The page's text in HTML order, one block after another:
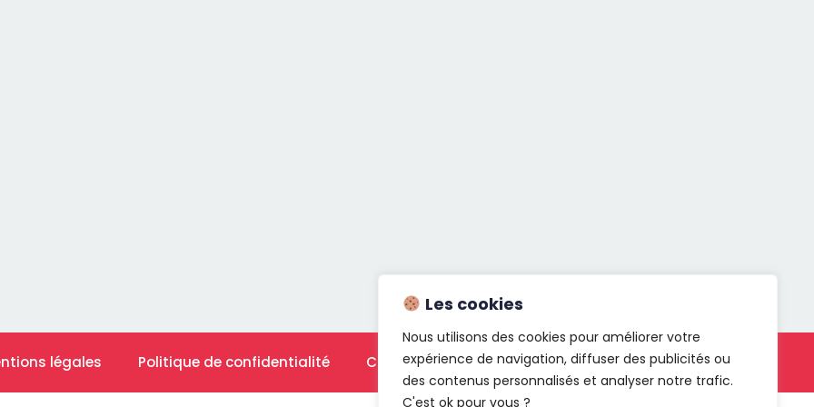
Les cookies
Nous utilisons des cookies pour améliorer votre
expérience de navigation, diffuser des publicités ou
des contenus personnalisés et analyser notre trafic.
C'est ok pour vous ?
légales Politique de confidentialité Contact